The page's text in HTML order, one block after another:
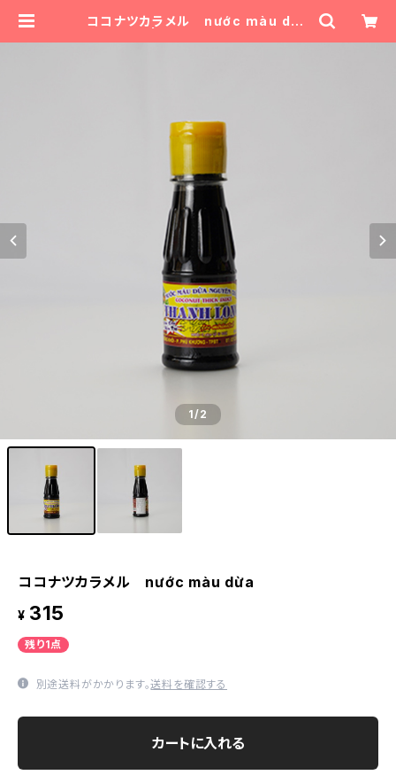
ココナツカラメル nước màu dừa
1/2
ココナツカラメル nước màu dừa
¥ 315
残り1点
別途送料がかかります。送料を確認する
カートに入れる